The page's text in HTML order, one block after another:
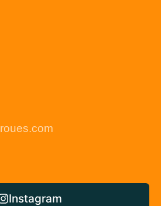
Instagram